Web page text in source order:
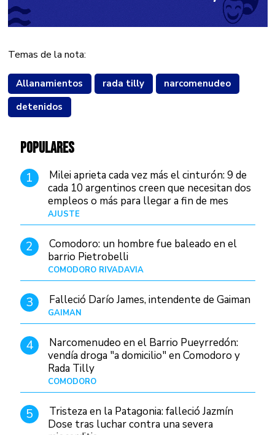
Temas de la nota:
Allanamientos rada tilly
narcomenudeo
detenidos
POPULARES
1
Milei aprieta cada vez más el cinturón: 9 de
cada 10 argentinos creen que necesitan dos
empleos o más para llegar a fin de mes
AJUSTE
2
Comodoro: un hombre fue baleado en el
barrio Pietrobelli
COMODORO RIVADAVIA
3 Falleció Darío James, intendente de Gaiman
GAIMAN
4
Narcomenudeo en el Barrio Pueyrredón:
vendía droga "a domicilio" en Comodoro y
Rada Tilly
COMODORO
5
Tristeza en la Patagonia: falleció Jazmín
Dose tras luchar contra una severa